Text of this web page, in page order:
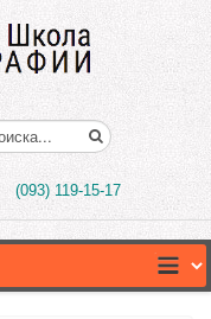
(093) 119-15-17